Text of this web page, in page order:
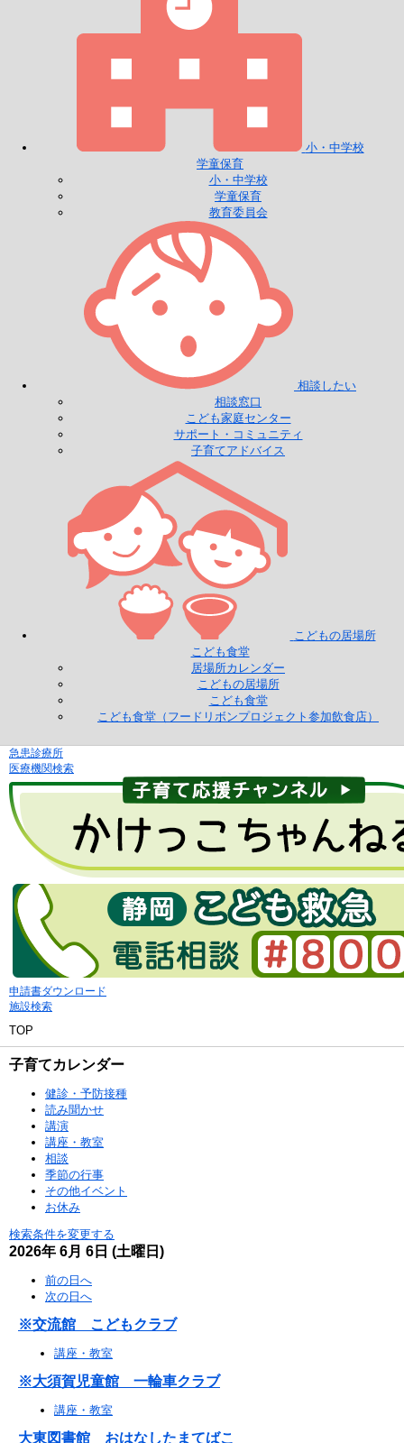
小・中学校
学童保育
小・中学校
学童保育
教育委員会
相談したい
相談窓口
こども家庭センター
サポート・コミュニティ
子育てアドバイス
こどもの居場所
こども食堂
居場所カレンダー
こどもの居場所
こども食堂
こども食堂（フードリボンプロジェクト参加飲食店）
急患診療所
医療機関検索
申請書ダウンロード
施設検索
TOP
子育てカレンダー
健診・予防接種
読み聞かせ
講演
講座・教室
相談
季節の行事
その他イベント
お休み
検索条件を変更する
2026年 6月 6日 (土曜日)
前の日へ
次の日へ
※交流館 こどもクラブ
講座・教室
※大須賀児童館 一輪車クラブ
講座・教室
大東図書館 おはなしたまてばこ